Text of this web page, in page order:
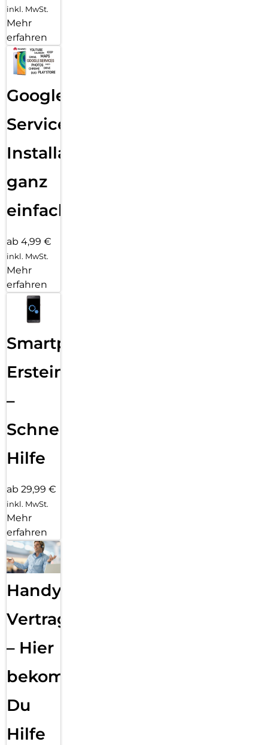
inkl. MwSt.
Mehr
erfahren
Google
Services
Installation
ganz
einfach
ab 4,99 €
inkl. MwSt.
Mehr
erfahren
Smartphone
Ersteinrichtung
–
Schnelle
Hilfe
ab 29,99 €
inkl. MwSt.
Mehr
erfahren
Handy
Vertragsabwicklung
– Hier
bekommst
Du
Hilfe